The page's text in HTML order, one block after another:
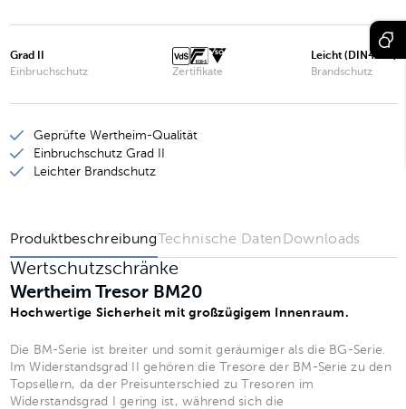
Wertheim Tresor BM40
Grad II
Einbruchschutz
Zertifikate
Leicht (DIN4102)
Brandschutz
Geprüfte Wertheim-Qualität
Einbruchschutz Grad II
Leichter Brandschutz
ProduktbeschreibungTechnische Daten Downloads
Wertschutzschränke
Wertheim Tresor BM20
Hochwertige Sicherheit mit großzügigem Innenraum.
Die BM-Serie ist breiter und somit geräumiger als die BG-Serie.
Im Widerstandsgrad II gehören die Tresore der BM-Serie zu den
Topsellern, da der Preisunterschied zu Tresoren im
Widerstandsgrad I gering ist, während sich die